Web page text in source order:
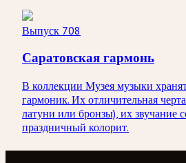
Выпуск 708
Саратовская гармонь
В коллекции Музея музыки
гармоник. Их отличительная
латуни или бронзы), их звучание
праздничный колорит.